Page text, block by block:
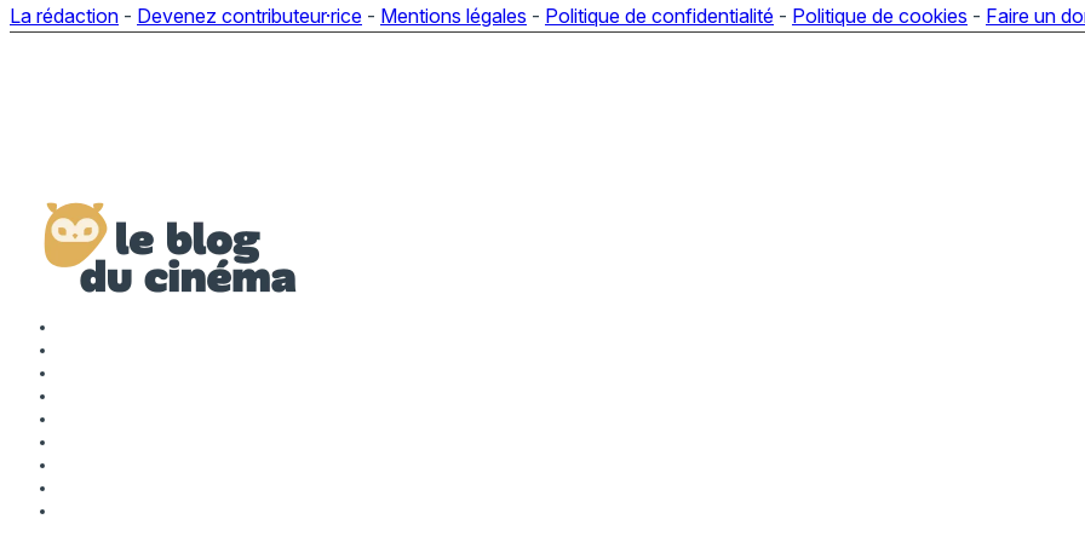
La rédaction - Devenez contributeur·rice - Mentions légales - Politique de confidentialité - Politique de cookies - Faire un